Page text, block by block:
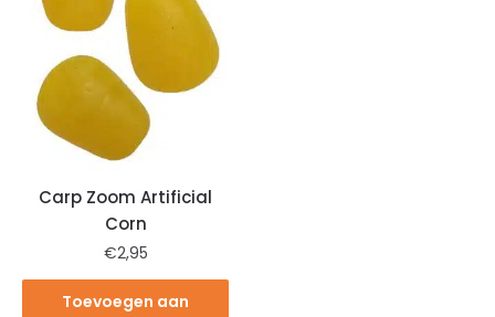
Carp Zoom Artificial
Corn
€2,95
Toevoegen aan